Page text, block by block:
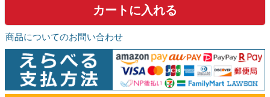
カートに入れる
商品についてのお問い合わせ